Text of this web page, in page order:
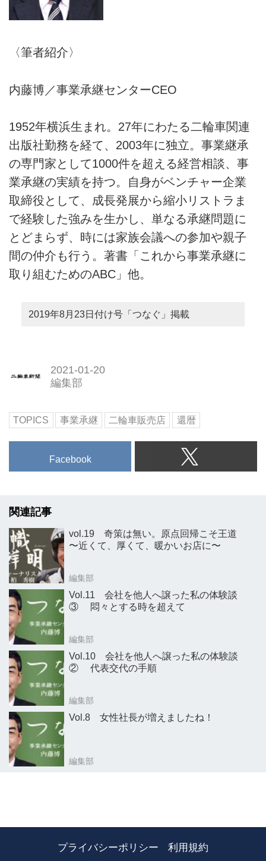
〈筆者紹介〉
内藤博／事業承継センターCEO
1952年横浜生まれ。27年にわたる二輪車関連
出版社勤務を経て、2003年に独立。事業継承
の専門家として1000件を超える経営相談、事
業承継の実績を持つ。自身がベンチャー企業
取締役として、成長発展から縮小リストラま
で経験した強みを生かし、単なる承継問題に
とどまらず、時には家族会議への参加や親子
間の仲介も行う。著書「これから事業承継に
取り組むためのABC」他。
2019年8月23日付け号「つなぐ」掲載
2021-01-20
編集部
TOPICS 事業承継 二輪車販売店 還暦
Facebook
関連記事
vol.19 奇策は無い。原点回帰こそ王道
〜近くて、厚くて、暖かいお店に〜
編集部
Vol.11 会社を他人へ譲った私の体験談
③ 悶々とする時を超えて
編集部
Vol.10 会社を他人へ譲った私の体験談
② 代表交代の手順
編集部
Vol.8 女性社長が増えましたね！
編集部
プライバシーポリシー
利用規約